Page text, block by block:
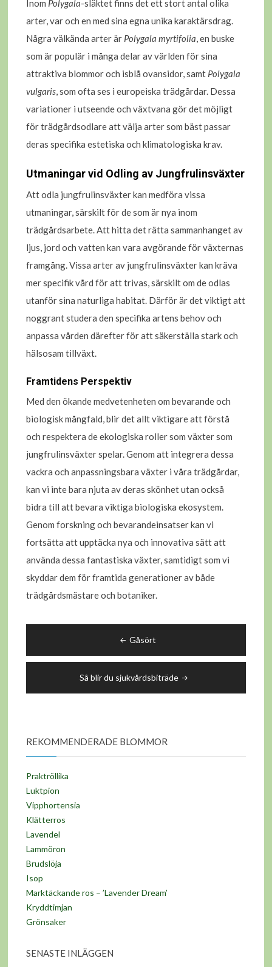
Inom Polygala-släktet finns det ett stort antal olika
arter, var och en med sina egna unika karaktärsdrag.
Några välkända arter är Polygala myrtifolia, en buske
som är populär i många delar av världen för sina
attraktiva blommor och isblå ovansidor, samt Polygala
vulgaris, som ofta ses i europeiska trädgårdar. Dessa
variationer i utseende och växtvana gör det möjligt
för trädgårdsodlare att välja arter som bäst passar
deras specifika estetiska och klimatologiska krav.
Utmaningar vid Odling av Jungfrulinsväxter
Att odla jungfrulinsväxter kan medföra vissa
utmaningar, särskilt för de som är nya inom
trädgårdsarbete. Att hitta det rätta sammanhanget av
ljus, jord och vatten kan vara avgörande för växternas
framgång. Vissa arter av jungfrulinsväxter kan kräva
mer specifik vård för att trivas, särskilt om de odlas
utanför sina naturliga habitat. Därför är det viktigt att
noggrant studera den specifika artens behov och
anpassa vården därefter för att säkerställa stark och
hälsosam tillväxt.
Framtidens Perspektiv
Med den ökande medvetenheten om bevarande och
biologisk mångfald, blir det allt viktigare att förstå
och respektera de ekologiska roller som växter som
jungfrulinsväxter spelar. Genom att integrera dessa
vackra och anpassningsbara växter i våra trädgårdar,
kan vi inte bara njuta av deras skönhet utan också
bidra till att bevara viktiga biologiska ekosystem.
Genom forskning och bevarandeinsatser kan vi
fortsätta att upptäcka nya och innovativa sätt att
använda dessa fantastiska växter, samtidigt som vi
skyddar dem för framtida generationer av både
trädgårdsmästare och botaniker.
Gåsört
Så blir du sjukvårdsbiträde
REKOMMENDERADE BLOMMOR
Praktröllika
Luktpion
Vipphortensia
Klätterros
Lavendel
Lammöron
Brudslöja
Isop
Marktäckande ros – ’Lavender Dream’
Kryddtimjan
Grönsaker
SENASTE INLÄGGEN